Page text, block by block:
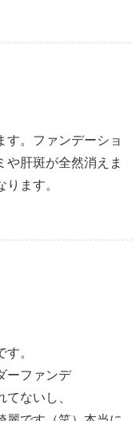
す。ファンデーショ
や肝斑が全然消えま
ます。
。
ーファンデ
ないし、